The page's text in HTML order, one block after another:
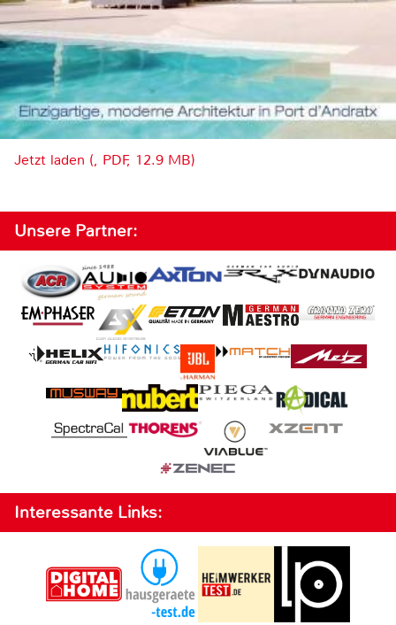
Jetzt laden (, PDF, 12.9 MB)
Unsere Partner:
Interessante Links: